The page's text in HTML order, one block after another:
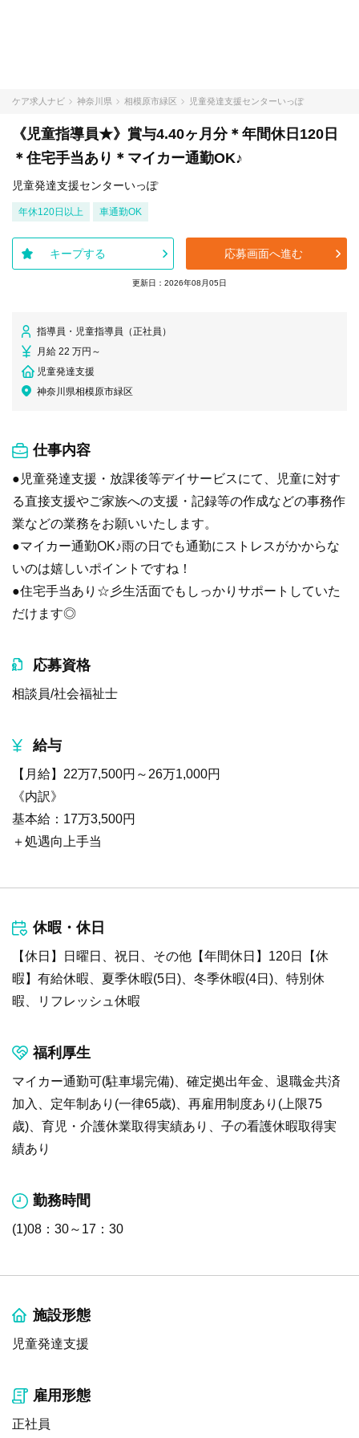
ケア求人ナビ 神奈川県 相模原市緑区 児童発達支援センターいっぽ
《児童指導員★》賞与4.40ヶ月分＊年間休日120日
＊住宅手当あり＊マイカー通勤OK♪
児童発達支援センターいっぽ
年休120日以上 車通勤OK
キープする 応募画面へ進む
更新日：2026年08月05日
指導員・児童指導員（正社員）
月給 22 万円～
児童発達支援
神奈川県相模原市緑区
仕事内容
●児童発達支援・放課後等デイサービスにて、児童に対す
る直接支援やご家族への支援・記録等の作成などの事務作
業などの業務をお願いいたします。
●マイカー通勤OK♪雨の日でも通勤にストレスがかからな
いのは嬉しいポイントですね！
●住宅手当あり☆彡生活面でもしっかりサポートしていた
だけます◎
応募資格
相談員/社会福祉士
給与
【月給】22万7,500円～26万1,000円
《内訳》
基本給：17万3,500円
＋処遇向上手当
休暇・休日
【休日】日曜日、祝日、その他【年間休日】120日【休
暇】有給休暇、夏季休暇(5日)、冬季休暇(4日)、特別休
暇、リフレッシュ休暇
福利厚生
マイカー通勤可(駐車場完備)、確定拠出年金、退職金共済
加入、定年制あり(一律65歳)、再雇用制度あり(上限75
歳)、育児・介護休業取得実績あり、子の看護休暇取得実
績あり
勤務時間
(1)08：30～17：30
施設形態
児童発達支援
雇用形態
正社員